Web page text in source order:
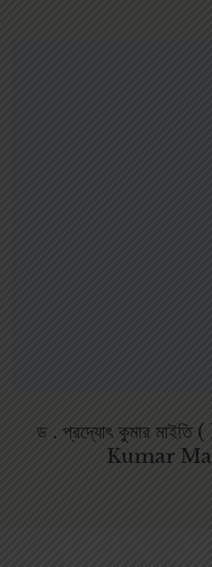
ড . প্রদ্যোৎ কুমার
Kumar